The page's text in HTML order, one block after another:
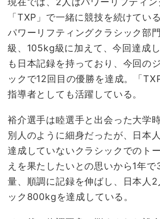
「TXP」で一緒に競技を続けてい
パワーリフティングクラシック部
級、105kg級に加えて、今回達成
も日本記録を持っており、今回の
ックで12回目の優勝を達成。「
指導者としても活躍している。
裕介選手は睦選手と出会った大学
別人のように細身だったが、日本
達成していないクラシックでのト
えを果たしたいとの思いから1年
量、順調に記録を伸ばし、日本人
ック800kgを達成している。